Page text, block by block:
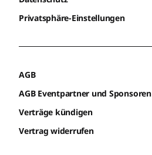
Privatsphäre-Einstellungen
AGB
AGB Eventpartner und Sponsoren
Verträge kündigen
Vertrag widerrufen